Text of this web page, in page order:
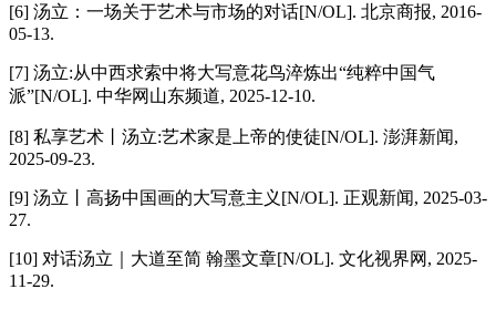
[6] 汤立：一场关于艺术与市场的对话[N/OL]. 北京商报, 2016-
05-13.
[7] 汤立:从中西求索中将大写意花鸟淬炼出“纯粹中国气
派”[N/OL]. 中华网山东频道, 2025-12-10.
[8] 私享艺术丨汤立:艺术家是上帝的使徒[N/OL]. 澎湃新闻,
2025-09-23.
[9] 汤立丨高扬中国画的大写意主义[N/OL]. 正观新闻, 2025-03-
27.
[10] 对话汤立｜大道至简 翰墨文章[N/OL]. 文化视界网, 2025-
11-29.